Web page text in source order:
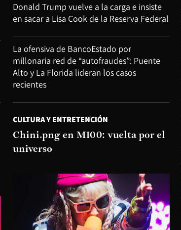
Donald Trump vuelve a la carga e insiste
en sacar a Lisa Cook de la Reserva Federal
La ofensiva de BancoEstado por
millonaria red de “autofraudes”: Puente
Alto y La Florida lideran los casos
recientes
CULTURA Y ENTRETENCIÓN
Chini.png en M100: vuelta por el
universo